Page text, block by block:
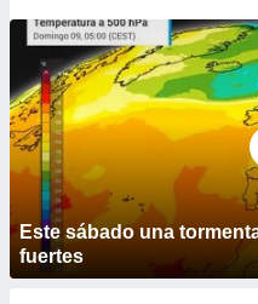
Este sábado una
fuertes